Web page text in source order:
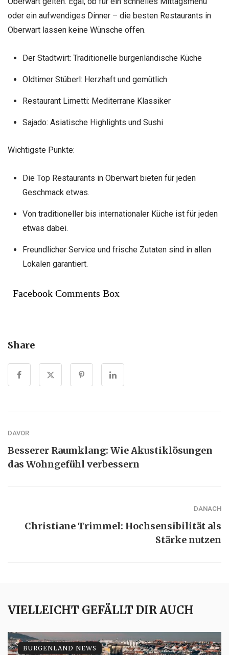
oder ein aufwendiges Dinner – die besten Restaurants in
Oberwart lassen keine Wünsche offen.
Der Stadtwirt: Traditionelle burgenländische Küche
Oldtimer Stüberl: Herzhaft und gemütlich
Restaurant Limetti: Mediterrane Klassiker
Sajado: Asiatische Highlights und Sushi
Wichtigste Punkte:
Die Top Restaurants in Oberwart bieten für jeden
Geschmack etwas.
Von traditioneller bis internationaler Küche ist für jeden
etwas dabei.
Freundlicher Service und frische Zutaten sind in allen
Lokalen garantiert.
Facebook Comments Box
Share
DAVOR
Besserer Raumklang: Wie Akustiklösungen
das Wohngefühl verbessern
DANACH
Christiane Trimmel: Hochsensibilität als
Stärke nutzen
VIELLEICHT GEFÄLLT DIR AUCH
BURGENLAND NEWS